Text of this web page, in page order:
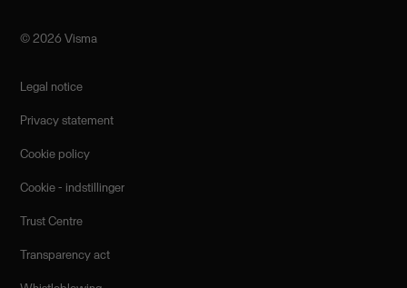
©️ 2026 Visma
Legal notice
Privacy statement
Cookie policy
Cookie - indstillinger
Trust Centre
Transparency act